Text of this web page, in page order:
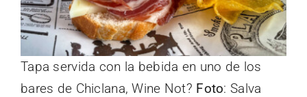
Tapa servida con la bebida en uno de los
bares de Chiclana, Wine Not? Foto: Salva